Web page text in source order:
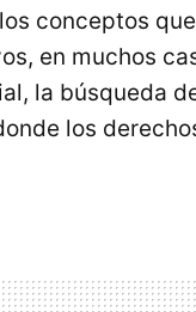
conceptos
en muchos
la búsqueda
los